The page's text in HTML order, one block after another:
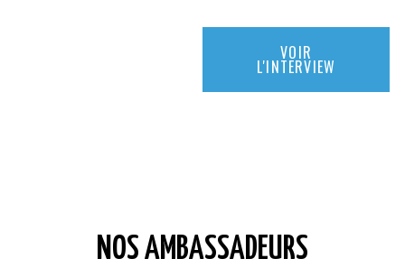
VOIR
L'INTERVIEW
NOS AMBASSADEURS